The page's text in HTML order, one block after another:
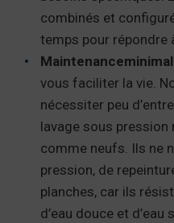
combinés et
temps pour répondre
Maintenance
vous faciliter la vie.
nécessiter peu
lavage sous pression
comme neufs. Ils ne
pression, de
planches, car ils
d’eau douce et